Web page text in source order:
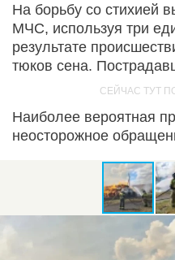
На борьбу со стихией
МЧС, используя три
результате
тюков сена.
Наиболее вероятная
неосторожное